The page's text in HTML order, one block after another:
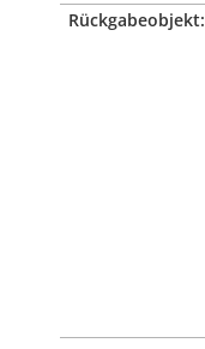
Rückgabeobjekt: